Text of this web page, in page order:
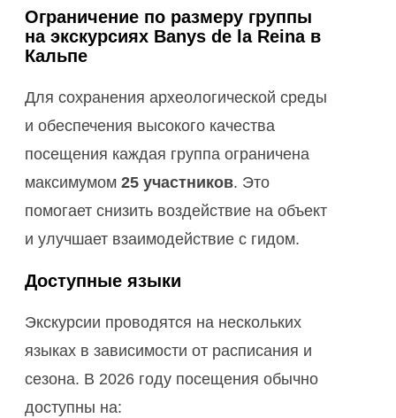
Ограничение по размеру группы
на экскурсиях Banys de la Reina в
Кальпе
Для сохранения археологической среды
и обеспечения высокого качества
посещения каждая группа ограничена
максимумом 25 участников. Это
помогает снизить воздействие на объект
и улучшает взаимодействие с гидом.
Доступные языки
Экскурсии проводятся на нескольких
языках в зависимости от расписания и
сезона. В 2026 году посещения обычно
доступны на: